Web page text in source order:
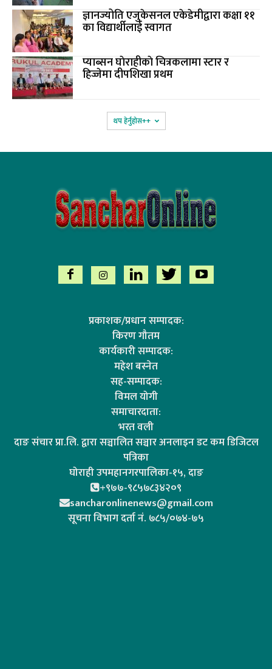
ज्ञानज्योति एजुकेसनल एकेडेमीद्वारा कक्षा ११
का विद्यार्थीलाई स्वागत
प्याब्सन घाेराहीकाे चित्रकलामा स्टार र
हिज्जेमा दीपशिखा प्रथम
थप हेर्नुहोस‌++
प्रकाशक/प्रधान सम्पादक:
किरण गौतम
कार्यकारी सम्पादक:
महेश बस्नेत
सह-सम्पादक:
विमल योगी
समाचारदाता:
भरत वली
दाङ संचार प्रा.लि. द्वारा सञ्चालित सञ्चार अनलाइन डट कम डिजिटल
पत्रिका
घोराही उपमहानगरपालिका-१५, दाङ
+९७७-९८५७८३४२०९
sancharonlinenews@gmail.com
सूचना विभाग दर्ता न‌ं. ७८५/०७४-७५